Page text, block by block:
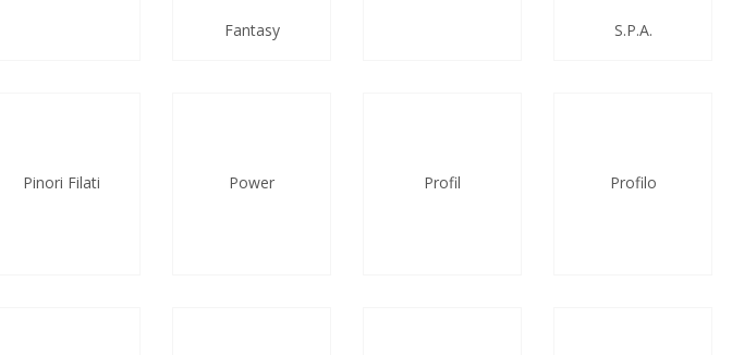
Fantasy S.P.A.
Pinori Filati Power Profil Profilo